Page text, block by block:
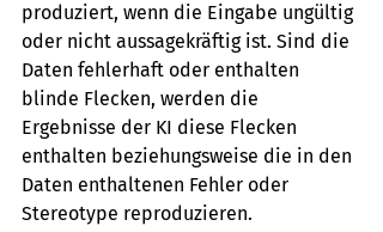
produziert, wenn die Eingabe ungültig
oder nicht aussagekräftig ist. Sind die
Daten fehlerhaft oder enthalten
blinde Flecken, werden die
Ergebnisse der KI diese Flecken
enthalten beziehungsweise die in den
Daten enthaltenen Fehler oder
Stereotype reproduzieren.